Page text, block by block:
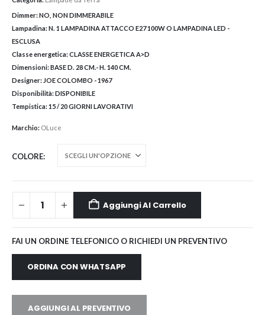
Dimmer:NO, NON DIMMERABILE
Lampadina:N. 1 LAMPADINA ATTACCO E27 100W O LAMPADINA LED -
ESCLUSA
Classe energetica:CLASSE ENERGETICA A>D
Dimensioni:BASE D. 28 CM.- H. 140 CM.
Designer: JOE COLOMBO - 1967
Disponibilità:DISPONIBILE
Tempistica:15 / 20 GIORNI LAVORATIVI
Marchio: OLuce
COLORE
Aggiungi Al Carrello
FAI UN ORDINE TELEFONICO O RICHIEDI UN PREVENTIVO
ORDINA CON WHATSAPP
AGGIUNGI AL PREVENTIVO